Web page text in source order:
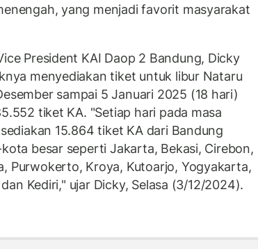
yang menjadi favorit masyarakat
President KAI Daop 2 Bandung, Dicky
menyediakan tiket untuk libur Nataru
sampai 5 Januari 2025 (18 hari)
tiket KA. "Setiap hari pada masa
15.864 tiket KA dari Bandung
besar seperti Jakarta, Bekasi, Cirebon,
Purwokerto, Kroya, Kutoarjo, Yogyakarta,
Kediri," ujar Dicky, Selasa (3/12/2024).